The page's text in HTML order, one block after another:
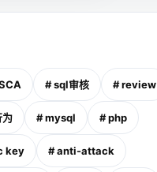
# sql审核 # review
为 # mysql # php
key # anti-attack